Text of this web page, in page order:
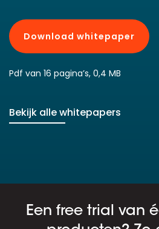
Download whitepaper
Pdf van 16 pagina’s, 0,4 MB
Bekijk alle whitepapers
Een free trial van